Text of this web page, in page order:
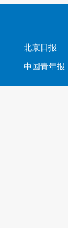
北京日报
中国青年报